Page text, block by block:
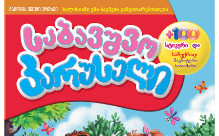
ინტერიერში - დაფიქრდით, სანამ ამ
გადაწყვეტილებებს მიიღებთ